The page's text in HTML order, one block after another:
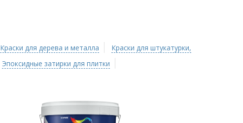
Краски для дерева и металла
Краски для штукатурки,
Эпоксидные затирки для плитки